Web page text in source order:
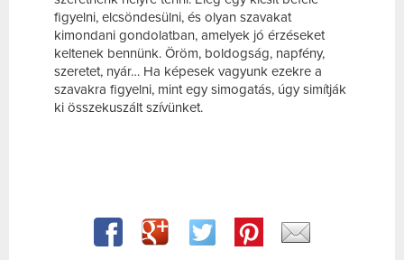
figyelni, elcsöndesülni, és olyan szavakat
kimondani gondolatban, amelyek jó érzéseket
keltenek bennünk. Öröm, boldogság, napfény,
szeretet, nyár… Ha képesek vagyunk ezekre a
szavakra figyelni, mint egy simogatás, úgy simítják
ki összekuszált szívünket.